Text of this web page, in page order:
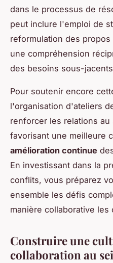
dans le processus de
peut inclure l'emploi de
reformulation des
une compréhension
des besoins sous-
Pour soutenir encore
l'organisation d'ateliers
renforcer les relations
favorisant une meilleure
amélioration continue
En investissant dans la
conflits, vous préparez
ensemble les défis
manière collaborative
Construire une
collaboration au